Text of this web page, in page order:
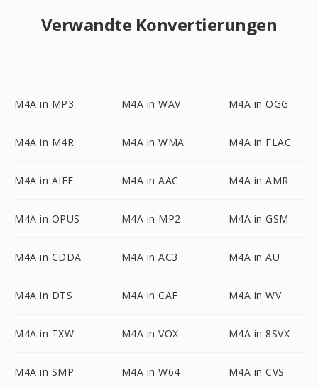
Verwandte Konvertierungen
M4A in MP3 M4A in WAV M4A in OGG
M4A in M4R M4A in WMA M4A in FLAC
M4A in AIFF M4A in AAC M4A in AMR
M4A in OPUS M4A in MP2 M4A in GSM
M4A in CDDA M4A in AC3 M4A in AU
M4A in DTS M4A in CAF M4A in WV
M4A in TXW M4A in VOX M4A in 8SVX
M4A in SMP M4A in W64 M4A in CVS